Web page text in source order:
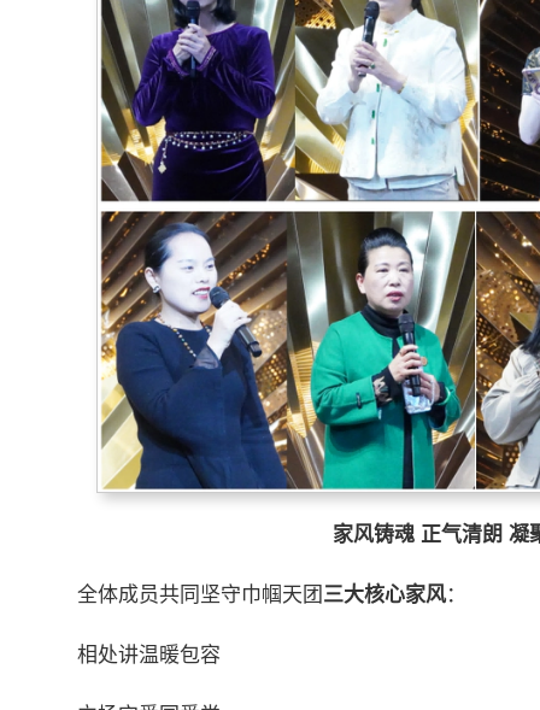
家风铸魂 正气清朗 凝
全体成员共同坚守巾帼天团 三大核心家风：
相处讲温暖包容